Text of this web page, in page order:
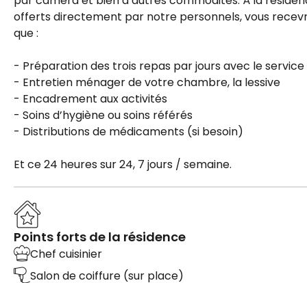
offerts directement par notre personnels, vous
que :
- Préparation des trois repas par jours avec le
- Entretien ménager de votre chambre, la lessive
- Encadrement aux activités
- Soins d’hygiène ou soins référés
- Distributions de médicaments (si besoin)
Et ce 24 heures sur 24, 7 jours / semaine.
Points forts de la résidence
Chef cuisinier
Salon de coiffure (sur place)